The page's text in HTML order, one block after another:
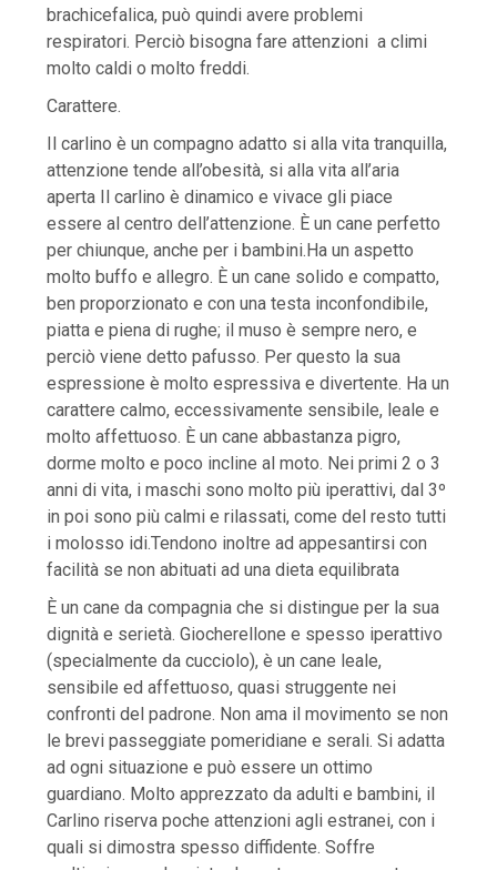
brachicefalica, può quindi avere problemi
respiratori. Perciò bisogna fare attenzioni a climi
molto caldi o molto freddi.
Carattere.
Il carlino è un compagno adatto si alla vita tranquilla,
attenzione tende all’obesità, si alla vita all’aria
aperta Il carlino è dinamico e vivace gli piace
essere al centro dell’attenzione. È un cane perfetto
per chiunque, anche per i bambini.Ha un aspetto
molto buffo e allegro. È un cane solido e compatto,
ben proporzionato e con una testa inconfondibile,
piatta e piena di rughe; il muso è sempre nero, e
perciò viene detto pafusso. Per questo la sua
espressione è molto espressiva e divertente. Ha un
carattere calmo, eccessivamente sensibile, leale e
molto affettuoso. È un cane abbastanza pigro,
dorme molto e poco incline al moto. Nei primi 2 o 3
anni di vita, i maschi sono molto più iperattivi, dal 3º
in poi sono più calmi e rilassati, come del resto tutti
i molosso idi.Tendono inoltre ad appesantirsi con
facilità se non abituati ad una dieta equilibrata
È un cane da compagnia che si distingue per la sua
dignità e serietà. Giocherellone e spesso iperattivo
(specialmente da cucciolo), è un cane leale,
sensibile ed affettuoso, quasi struggente nei
confronti del padrone. Non ama il movimento se non
le brevi passeggiate pomeridiane e serali. Si adatta
ad ogni situazione e può essere un ottimo
guardiano. Molto apprezzato da adulti e bambini, il
Carlino riserva poche attenzioni agli estranei, con i
quali si dimostra spesso diffidente. Soffre